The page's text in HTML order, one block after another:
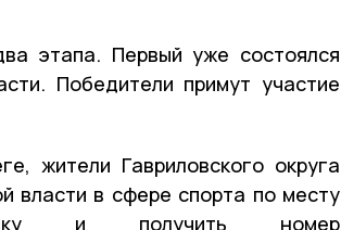
этапа. Первый уже состоялся
Победители примут участие
жители Гавриловского округа
власти в сфере спорта по месту
и получить номер